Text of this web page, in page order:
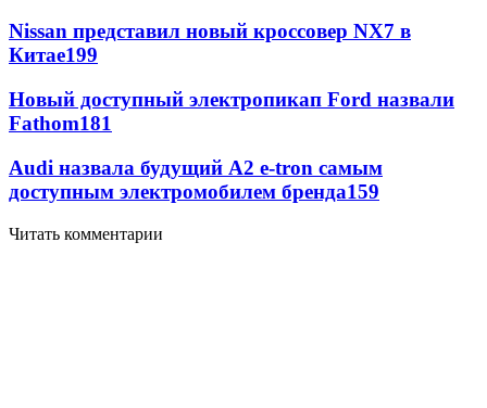
Nissan представил новый кроссовер NX7 в
Китае199
Новый доступный электропикап Ford назвали
Fathom181
Audi назвала будущий A2 e-tron самым
доступным электромобилем бренда159
Читать комментарии